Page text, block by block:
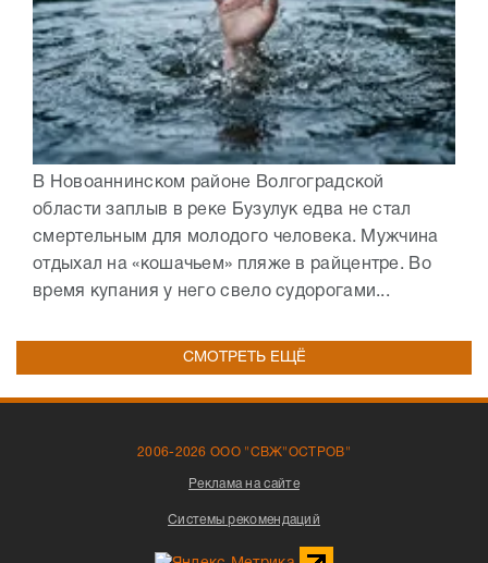
В Новоаннинском районе Волгоградской
области заплыв в реке Бузулук едва не стал
смертельным для молодого человека. Мужчина
отдыхал на «кошачьем» пляже в райцентре. Во
время купания у него свело судорогами...
СМОТРЕТЬ ЕЩЁ
2006-2026 ООО "СВЖ"ОСТРОВ"
Реклама на сайте
Системы рекомендаций